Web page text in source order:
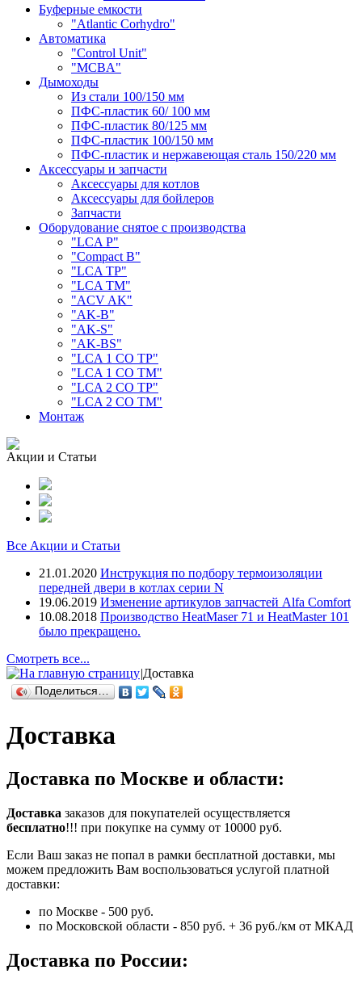
Буферные емкости
"Atlantic Corhydro"
Автоматика
"Control Unit"
"MCBA"
Дымоходы
Из стали 100/150 мм
ПФС-пластик 60/ 100 мм
ПФС-пластик 80/125 мм
ПФС-пластик 100/150 мм
ПФС-пластик и нержавеющая сталь 150/220 мм
Аксессуары и запчасти
Аксессуары для котлов
Аксессуары для бойлеров
Запчасти
Оборудование снятое с производства
"LCA P"
"Compact B"
"LCA TP"
"LCA TM"
"ACV AK"
"AK-B"
"AK-S"
"AK-BS"
"LCA 1 CO TP"
"LCA 1 CO TM"
"LCA 2 CO TP"
"LCA 2 CO TM"
Монтаж
Акции и Статьи
Все Акции и Статьи
21.01.2020 Инструкция по подбору термоизоляции
передней двери в котлах серии N
19.06.2019 Изменение артикулов запчастей Alfa Comfort
10.08.2018 Производство HeatMaser 71 и HeatMaster 101
было прекращено.
Смотреть все...
|Доставка
Поделиться…
Доставка
Доставка по Москве и области:
Доставка заказов для покупателей осуществляется
бесплатно!!! при покупке на сумму от 10000 руб.
Если Ваш заказ не попал в рамки бесплатной доставки, мы
можем предложить Вам воспользоваться услугой платной
доставки:
по Москве - 500 руб.
по Московской области - 850 руб. + 36 руб./км от МКАД
Доставка по России: